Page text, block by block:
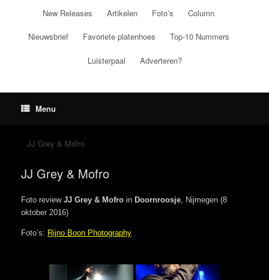
New Releases Artikelen Foto’s Column
Nieuwsbrief Favoriete platenhoes Top-10 Nummers
Luisterpaal Adverteren?
Menu
JJ Grey & Mofro
JJ Grey & Mofro
Foto review JJ Grey & Mofro in Doornroosje , Nijmegen (8
oktober 2016)
Foto’s: Rijno Boon Photography